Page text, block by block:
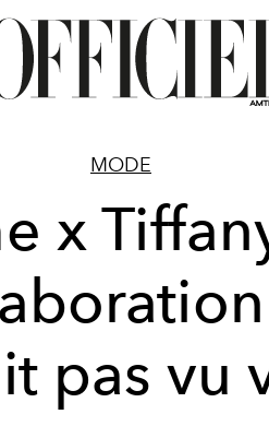
MODE
x
pas vu